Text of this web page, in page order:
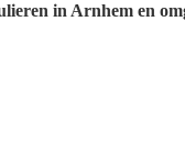
in Arnhem en